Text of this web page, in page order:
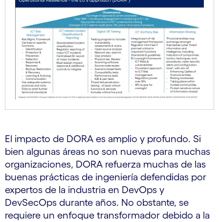
El impacto de DORA es amplio y profundo. Si
bien algunas áreas no son nuevas para muchas
organizaciones, DORA refuerza muchas de las
buenas prácticas de ingeniería defendidas por
expertos de la industria en DevOps y
DevSecOps durante años. No obstante, se
requiere un enfoque transformador debido a la